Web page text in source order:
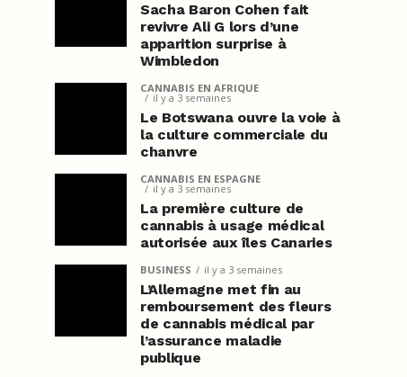
Sacha Baron Cohen fait
revivre Ali G lors d’une
apparition surprise à
Wimbledon
CANNABIS EN AFRIQUE
il y a 3 semaines
Le Botswana ouvre la voie à
la culture commerciale du
chanvre
CANNABIS EN ESPAGNE
il y a 3 semaines
La première culture de
cannabis à usage médical
autorisée aux îles Canaries
BUSINESS il y a 3 semaines
L’Allemagne met fin au
remboursement des fleurs
de cannabis médical par
l’assurance maladie
publique